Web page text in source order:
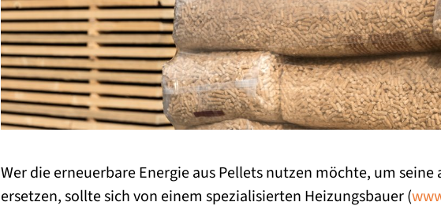
Wer die erneuerbare Energie aus Pellets nutzen möchte, um seine
ersetzen, sollte sich von einem spezialisierten Heizungsbauer (